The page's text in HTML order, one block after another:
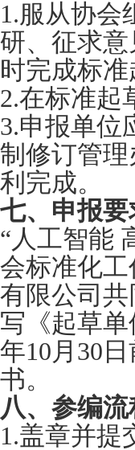
1.服从协会
研、征求
时完成标
2.在标准起
3.申报单位
制修订管
利完成。
七、申报要
“人工智能
会标准化
有限公司
写《起草
年10月30
书。
八、 参编流
1.盖章并提